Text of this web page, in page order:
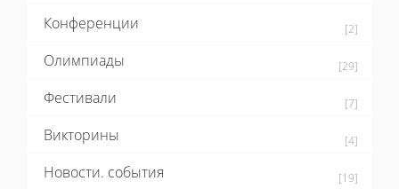
Конференции [2]
Олимпиады [29]
Фестивали [7]
Викторины [4]
Новости. события [19]